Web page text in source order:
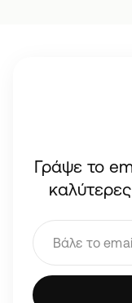
Γράψε το